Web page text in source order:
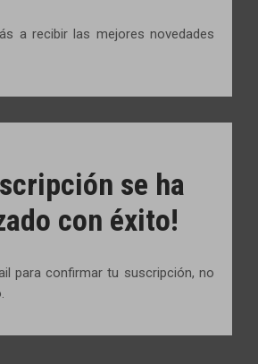
a recibir las mejores novedades
se ha
con éxito!
para confirmar tu suscripción, no